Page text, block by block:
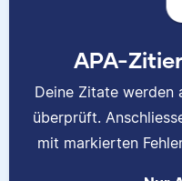
APA-
Deine Zitate werden
überprüft.
mit markierten